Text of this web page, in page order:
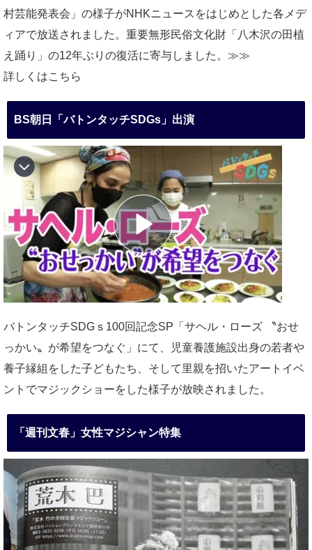
村芸能発表会」の様子がNHKニュースをはじめとした各メデ
ィアで放送されました。重要無形民俗文化財「八木沢の田植
え踊り」の12年ぶりの復活に寄与しました。≫≫
詳しくはこちら
BS朝日「バトンタッチSDGs」出演
バトンタッチSDGｓ100回記念SP「サヘル・ローズ 〝おせ
っかい〟が希望をつなぐ」にて、児童養護施設出身の若者や
養子縁組をした子どもたち、そして里親を招いたアートイベ
ントでマジックショーをした様子が放映されました。
「週刊文春」女性マジシャン特集